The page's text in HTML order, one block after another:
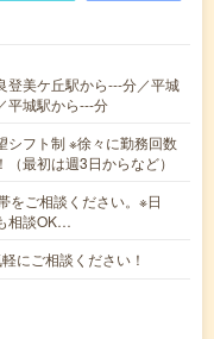
登美ケ丘駅から---分／平城
平城駅から---分
シフト制 ※徐々に勤務回数
最初は週3日からなど）
をご相談ください。※日
相談OK…
にご相談ください！